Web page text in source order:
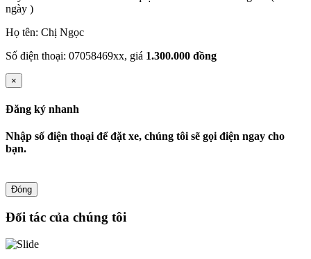
ngày )
Họ tên: Chị Ngọc
Số điện thoại: 07058469xx, giá 1.300.000 đồng
×
Đăng ký nhanh
Nhập số điện thoại để đặt xe, chúng tôi sẽ gọi điện ngay cho
bạn.
Đóng
Đối tác của chúng tôi